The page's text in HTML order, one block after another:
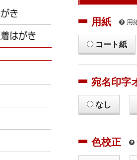
用紙 用
コート紙
宛名印字
なし
色校正